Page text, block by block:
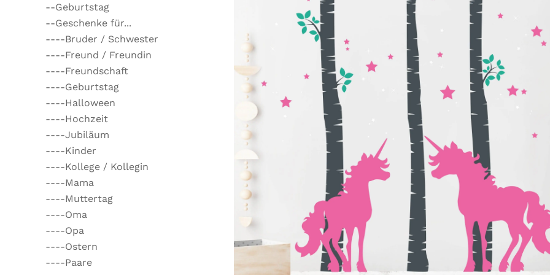
--Geburtstag
--Geschenke für...
----Bruder / Schwester
----Freund / Freundin
----Freundschaft
----Geburtstag
----Halloween
----Hochzeit
----Jubiläum
----Kinder
----Kollege / Kollegin
----Mama
----Muttertag
----Oma
----Opa
----Ostern
----Paare